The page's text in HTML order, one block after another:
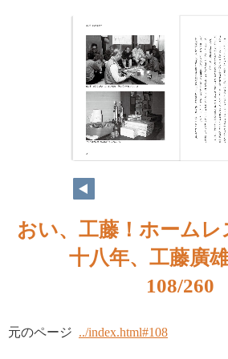
おい、工藤！ホームレ
十八年、工藤廣
108/260
元のページ ../index.html#108